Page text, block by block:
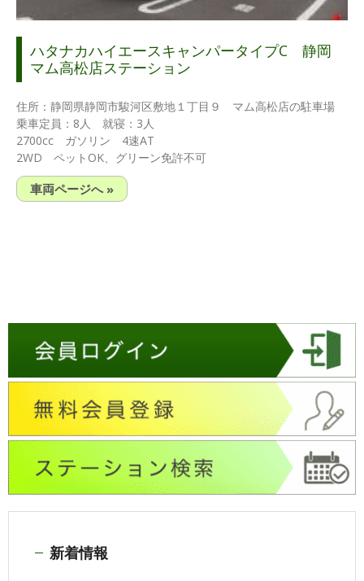
ハタナカハイエースキャンパータイプC 静岡
マム高松店ステーション
住所：静岡県静岡市駿河区敷地１丁目９ マム高松店の駐車場
乗車定員：8人 就寝：3人
2700cc ガソリン 4速AT
2WD ペットOK、グリーン免許不可
車両ページへ »
新着情報